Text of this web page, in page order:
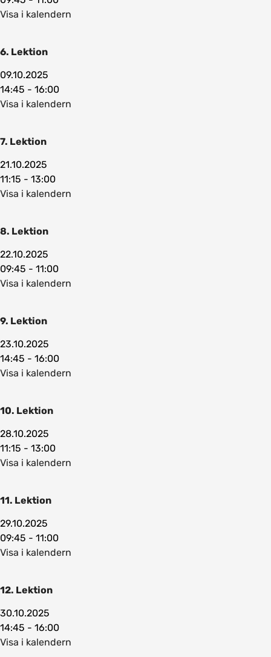
Visa i kalendern
6. Lektion
09.10.2025
14:45 - 16:00
Visa i kalendern
7. Lektion
21.10.2025
11:15 - 13:00
Visa i kalendern
8. Lektion
22.10.2025
09:45 - 11:00
Visa i kalendern
9. Lektion
23.10.2025
14:45 - 16:00
Visa i kalendern
10. Lektion
28.10.2025
11:15 - 13:00
Visa i kalendern
11. Lektion
29.10.2025
09:45 - 11:00
Visa i kalendern
12. Lektion
30.10.2025
14:45 - 16:00
Visa i kalendern